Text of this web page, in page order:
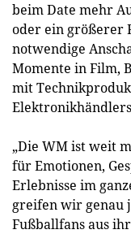
beim Date mehr
oder ein größerer
notwendige
Momente in Film,
mit
„Die WM ist weit
für Emotionen,
Erlebnisse im
greifen wir genau
Fußballfans aus